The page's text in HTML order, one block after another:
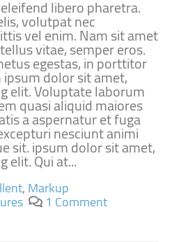
libero pharetra.
volutpat nec
vel enim. Nam sit amet
vitae, semper eros.
egestas, in porttitor
dolor sit amet,
elit. Voluptate laborum
quasi aliquid maiores
a aspernatur et fuga
nesciunt animi
sit. ipsum dolor sit amet,
elit. Qui at...
,Markup
1 Comment